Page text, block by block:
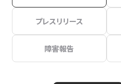
プレスリリース
障害報告